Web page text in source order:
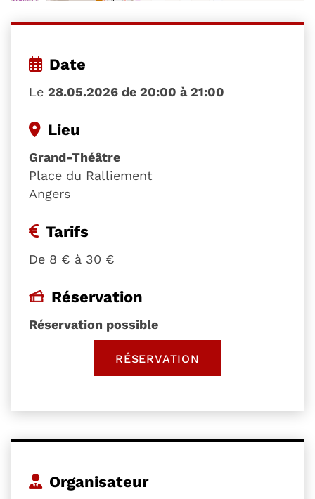
Date
Le 28.05.2026 de 20:00 à 21:00
Lieu
Grand-Théâtre
Place du Ralliement
Angers
Tarifs
De 8 € à 30 €
Réservation
Réservation possible
RÉSERVATION, OUVRE UNE NOUVELLE
Organisateur